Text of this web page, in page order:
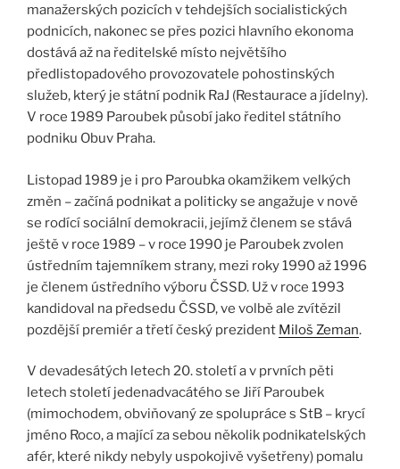
manažerských pozicích v tehdejších socialistických
podnicích, nakonec se přes pozici hlavního ekonoma
dostává až na ředitelské místo největšího
předlistopadového provozovatele pohostinských
služeb, který je státní podnik RaJ (Restaurace a jídelny).
V roce 1989 Paroubek působí jako ředitel státního
podniku Obuv Praha.
Listopad 1989 je i pro Paroubka okamžikem velkých
změn – začíná podnikat a politicky se angažuje v nově
se rodící sociální demokracii, jejímž členem se stává
ještě v roce 1989 – v roce 1990 je Paroubek zvolen
ústředním tajemníkem strany, mezi roky 1990 až 1996
je členem ústředního výboru ČSSD. Už v roce 1993
kandidoval na předsedu ČSSD, ve volbě ale zvítězil
pozdější premiér a třetí český prezident Miloš Zeman.
V devadesátých letech 20. století a v prvních pěti
letech století jedenadvacátého se Jiří Paroubek
(mimochodem, obviňovaný ze spolupráce s StB – krycí
jméno Roco, a mající za sebou několik podnikatelských
afér, které nikdy nebyly uspokojivě vyšetřeny) pomalu